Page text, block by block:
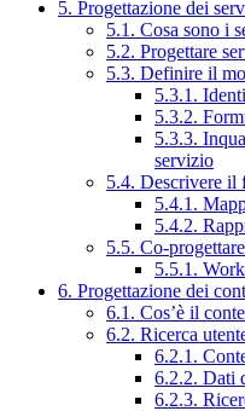
5. Progettazione dei
5.1. Cosa sono i
5.2. Progettare
5.3. Definire il
5.3.1.
5.3.2.
5.3.3.
servizio
5.4. Descrivere il
5.4.1.
5.4.2.
5.5. Co-
5.5.1.
6. Progettazione dei
6.1. Cos’è il
6.2. Ricerca
6.2.1.
6.2.2. Dati
6.2.3.